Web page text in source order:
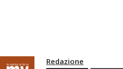
Redazione